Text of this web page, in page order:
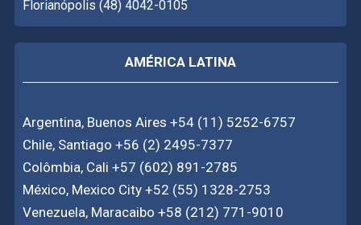
Florianópolis (48) 4042-0105
AMÉRICA LATINA
Argentina, Buenos Aires +54 (11) 5252-6757
Chile, Santiago +56 (2) 2495-7377
Colômbia, Cali +57 (602) 891-2785
México, Mexico City +52 (55) 1328-2753
Venezuela, Maracaibo +58 (212) 771-9010